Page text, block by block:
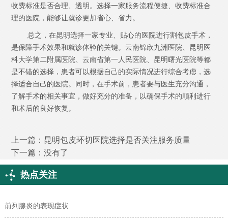
收费标准是否合理、透明。选择一家服务流程便捷、收费标准合
理的医院，能够让就诊更加省心、省力。
总之，在昆明选择一家专业、贴心的医院进行割包皮手术，
是保障手术效果和就诊体验的关键。云南锦欣九洲医院、昆明医
科大学第二附属医院、云南省第一人民医院、昆明曙光医院等都
是不错的选择，患者可以根据自己的实际情况进行综合考虑，选
择适合自己的医院。同时，在手术前，患者要与医生充分沟通，
了解手术的相关事宜，做好充分的准备，以确保手术的顺利进行
和术后的良好恢复。
上一篇： 昆明包皮环切医院选择是否关注服务质量
下一篇：没有了
热点关注
前列腺炎的表现症状